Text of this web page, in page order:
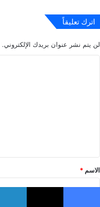
اترك تعليقاً
لن يتم نشر عنوان بريدك الإلكتروني.
*
الاسم *